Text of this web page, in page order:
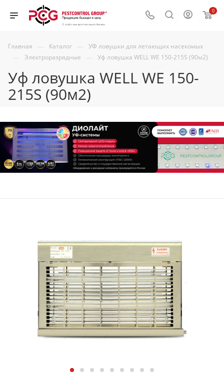
0
Главная — Каталог — УФ ловушки для летающих насекомых
— Электроразрядные — Уф ловушка WELL WE 150-215S (90м2)
Уф ловушка WELL WE 150-
215S (90м2)